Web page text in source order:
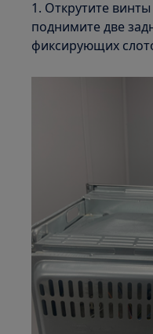
1. Открутите
поднимите две
фиксирующих